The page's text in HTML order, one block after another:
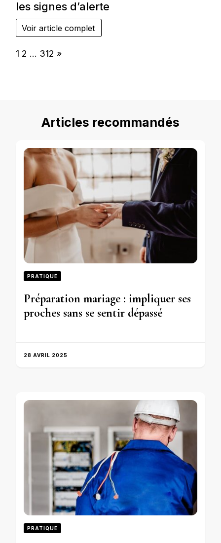
les signes d’alerte
Voir article complet
Page:
1 2 … 312 Next
»
Articles recommandés
PRATIQUE
Préparation mariage : impliquer ses
proches sans se sentir dépassé
28 AVRIL 2025
PRATIQUE